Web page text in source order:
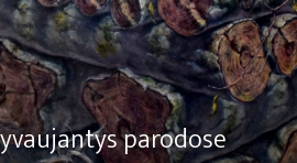
parodose